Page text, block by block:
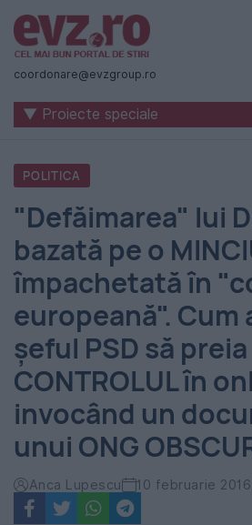
Știri
naționale
internaționale
România
-
Evenimentul
Zilei
coordonare@evzgroup.ro
▼ Proiecte speciale
POLITICA
"Defăimarea" lui
bazată pe o
împachetată în
europeană". Cum
şeful PSD să preia
CONTROLUL în
invocând un
unui ONG
Anca Lupescu 10 februarie